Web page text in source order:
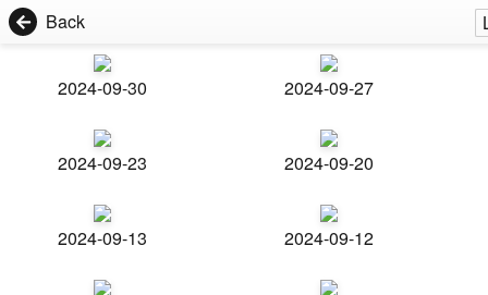
Back
2024-09-30 2024-09-27
2024-09-23 2024-09-20
2024-09-13 2024-09-12